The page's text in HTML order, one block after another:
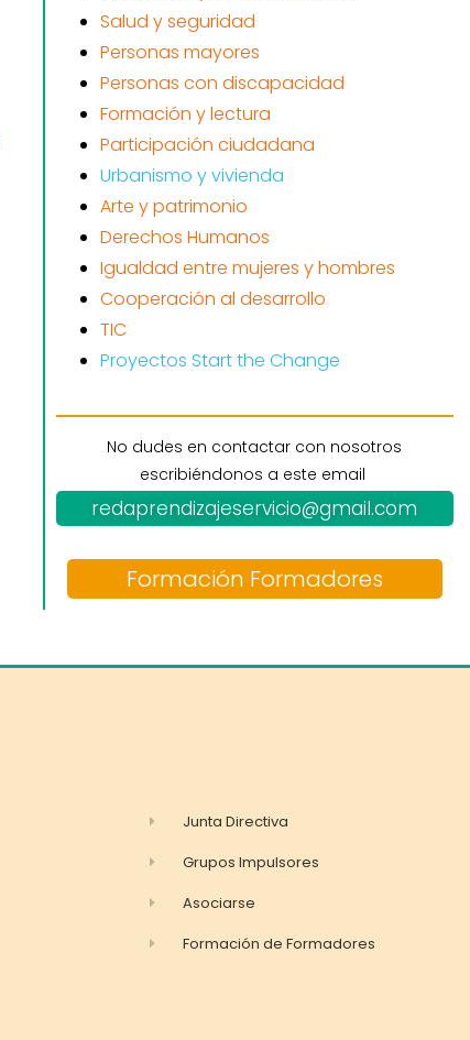
Salud y seguridad
Personas mayores
Personas con discapacidad
Formación y lectura
Participación ciudadana
Urbanismo y vivienda
Arte y patrimonio
Derechos Humanos
Igualdad entre mujeres y hombres
Cooperación al desarrollo
TIC
Proyectos Start the Change
No dudes en contactar con nosotros
escribiéndonos a este email
redaprendizajeservicio@gmail.com
Formación Formadores
Junta Directiva
Grupos Impulsores
Asociarse
Formación de Formadores